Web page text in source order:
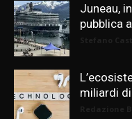
Juneau,
pubblica
miliardi